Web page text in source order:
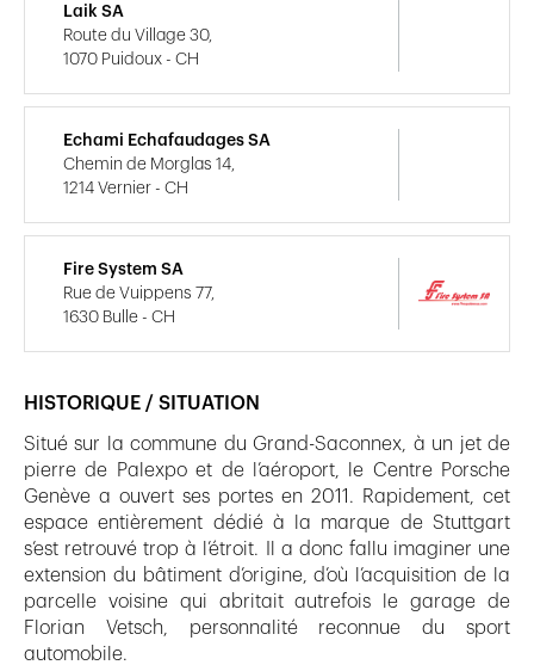
HISTORIQUE / SITUATION
Situé sur la commune du Grand-Saconnex, à un jet de
pierre de Palexpo et de l’aéroport, le Centre Porsche
Genève a ouvert ses portes en 2011. Rapidement, cet
espace entièrement dédié à la marque de Stuttgart
s’est retrouvé trop à l’étroit. Il a donc fallu imaginer une
extension du bâtiment d’origine, d’où l’acquisition de la
parcelle voisine qui abritait autrefois le garage de
Florian Vetsch, personnalité reconnue du sport
automobile.
Laik SA
Route du Village 30,
1070 Puidoux - CH
Echami Echafaudages SA
Chemin de Morglas 14,
1214 Vernier - CH
Fire System SA
Rue de Vuippens 77,
1630 Bulle - CH